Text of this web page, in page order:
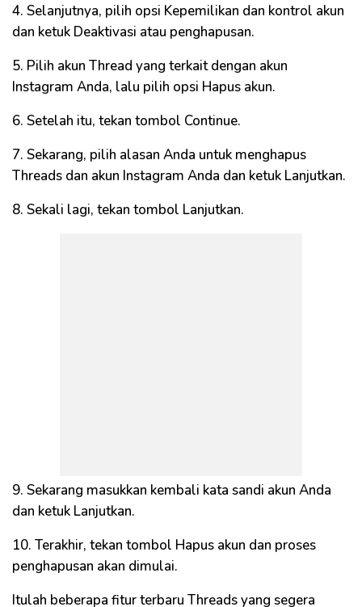
4. Selanjutnya, pilih opsi Kepemilikan dan kontrol akun
dan ketuk Deaktivasi atau penghapusan.
5. Pilih akun Thread yang terkait dengan akun
Instagram Anda, lalu pilih opsi Hapus akun.
6. Setelah itu, tekan tombol Continue.
7. Sekarang, pilih alasan Anda untuk menghapus
Threads dan akun Instagram Anda dan ketuk Lanjutkan.
8. Sekali lagi, tekan tombol Lanjutkan.
9. Sekarang masukkan kembali kata sandi akun Anda
dan ketuk Lanjutkan.
10. Terakhir, tekan tombol Hapus akun dan proses
penghapusan akan dimulai.
Itulah beberapa fitur terbaru Threads yang segera